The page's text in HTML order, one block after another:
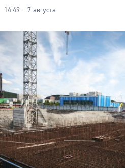
14:49 – 7 августа